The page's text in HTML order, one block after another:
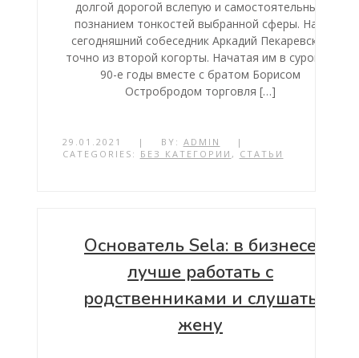
долгой дорогой вслепую и самостоятельным
познанием тонкостей выбранной сферы. Наш
сегодняшний собеседник Аркадий Пекаревский
точно из второй когорты. Начатая им в суровые
90-е годы вместе с братом Борисом
Остробродом торговля […]
29.01.2021 | BY: ADMIN
|
CATEGORIES: БЕЗ КАТЕГОРИИ , СТАТЬИ
Основатель Sela: в бизнесе
лучше работать с
родственниками и слушать
жену